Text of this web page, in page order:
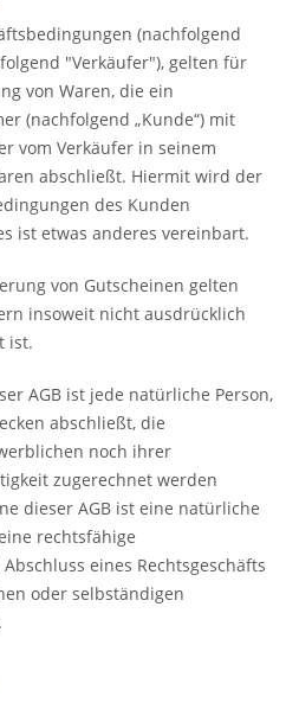
(nachfolgend
"Verkäufer"), gelten für
von Waren, die ein
(nachfolgend „Kunde“) mit
vom Verkäufer in seinem
abschließt. Hiermit wird der
des Kunden
ist etwas anderes vereinbart.
von Gutscheinen gelten
insoweit nicht ausdrücklich
ist.
AGB ist jede natürliche Person,
abschließt, die
noch ihrer
zugerechnet werden
dieser AGB ist eine natürliche
rechtsfähige
eines Rechtsgeschäfts
oder selbständigen